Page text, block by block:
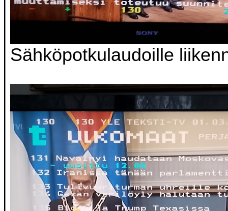
Sähköpotkulaudoille